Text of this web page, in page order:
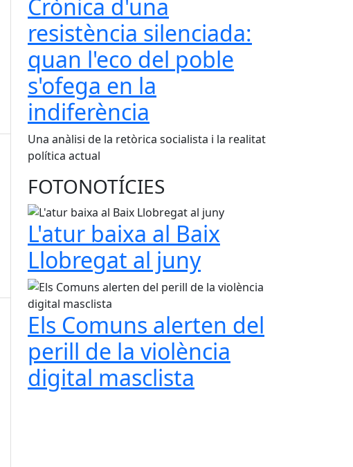
Crònica d'una
resistència silenciada:
quan l'eco del poble
s'ofega en la
indiferència
Una anàlisi de la retòrica socialista i la realitat
política actual
FOTONOTÍCIES
L'atur baixa al Baix
Llobregat al juny
Els Comuns alerten del
perill de la violència
digital masclista